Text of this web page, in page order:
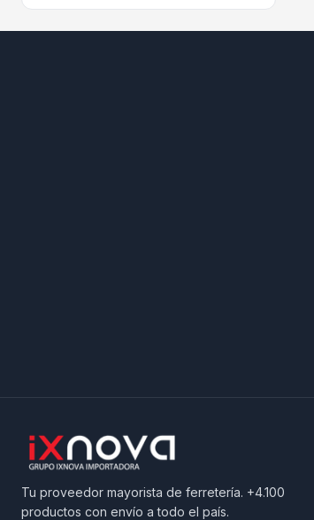
Tu proveedor mayorista de ferretería. +4.100
productos con envío a todo el país.